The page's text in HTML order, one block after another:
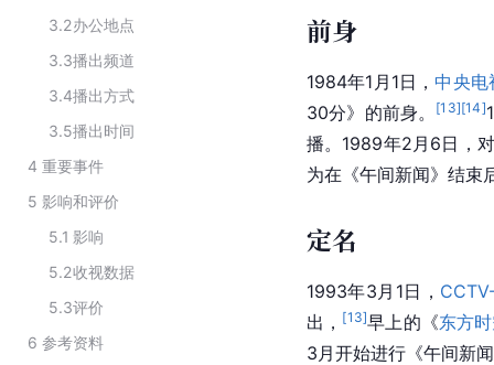
3.2办公地点
3.3播出频道
3.4播出方式
3.5播出时间
4 重要事件
5 影响和评价
5.1 影响
5.2收视数据
5.3评价
6 参考资料
前身
1984年1月1日，中央电
30分》的前身。
[13][14]
播。1989年2月6日，
为在《午间新闻》结束
定名
1993年3月1日，
出， [13]早上的《东方
3月开始进行《午间新闻